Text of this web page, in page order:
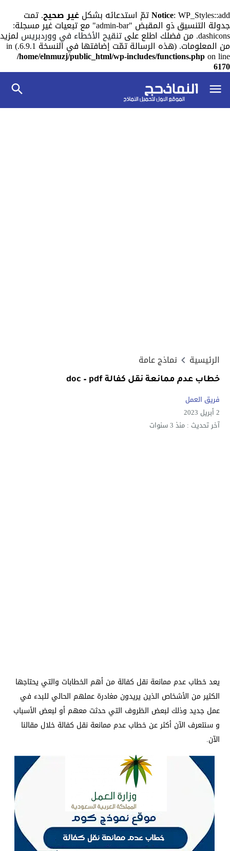
Notice: WP_Styles::add تمّ استدعائه بشكل غير صحيح. تمت
جدولة التنسيق ذو المقبض "admin-bar" مع تبعيات غير مسجلة:
dashicons. من فضلك اطلع على تنقيح الأخطاء في ووردبريس لمزيد
من المعلومات. (هذه الرسالة تمّت إضافتها في النسخة 6.9.1.) in
/home/elnmuzj/public_html/wp-includes/functions.phpon line
6170
الرئيسية نماذج عامة
خطاب عدم ممانعة نقل كفالة doc – pdf
فريق العمل
2 أبريل 2023
آخر تحديث : منذ 3 سنوات
يعد خطاب عدم ممانعة نقل كفالة من أهم الخطابات والتي يحتاجها
الكثير من الأشخاص الذين يريدون مغادرة عملهم الحالي للبدء في
عمل جديد وذلك لبعض الظروف التي حدثت معهم أو لبعض الأسباب
و سنتعرف الآن أكثر عن خطاب عدم ممانعة نقل كفالة خلال مقالنا
الآن.